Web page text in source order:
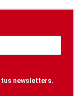
newsletters.